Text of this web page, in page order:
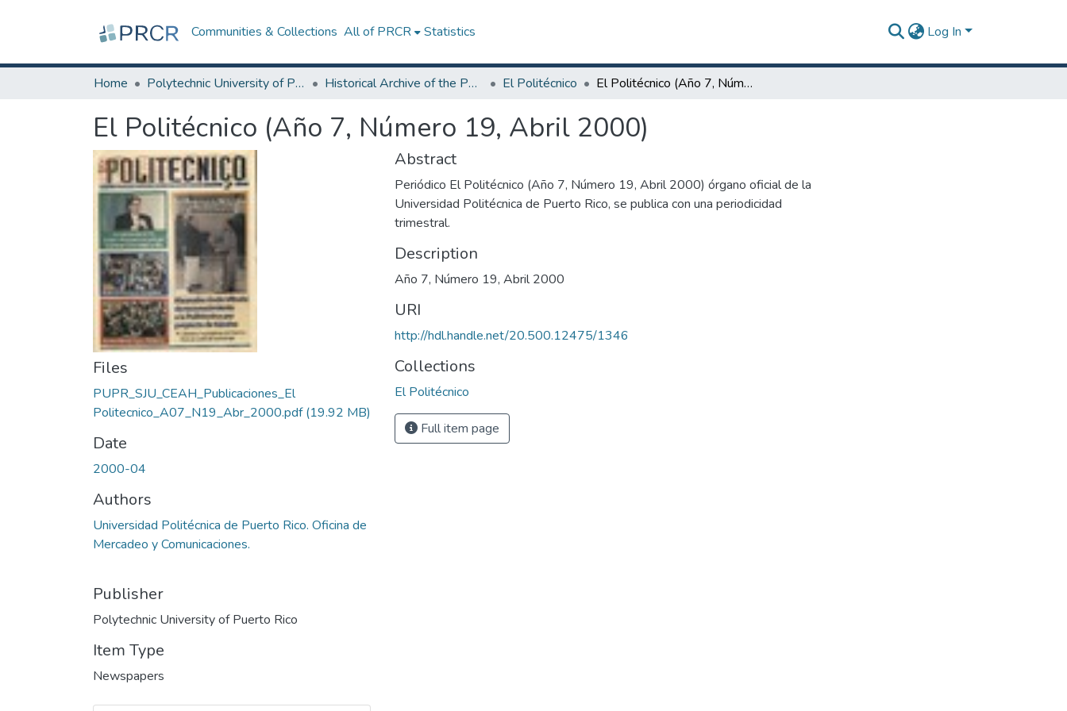
Communities & Collections All of PRCR Statistics Log In
Home Polytechnic University of Puerto Rico Historical Archive of the Polytechnic University of Puerto Rico El Politécnico El Politécnico (Año 7, Número 19, Abril 2000)
El Politécnico (Año 7, Número 19, Abril 2000)
Files
PUPR_SJU_CEAH_Publicaciones_El
Politecnico_A07_N19_Abr_2000.pdf(19.92 MB)
Date
2000-04
Authors
Universidad Politécnica de Puerto Rico. Oficina de
Mercadeo y Comunicaciones.
Publisher
Polytechnic University of Puerto Rico
Item Type
Newspapers
Abstract
Periódico El Politécnico (Año 7, Número 19, Abril 2000) órgano oficial de la
Universidad Politécnica de Puerto Rico, se publica con una periodicidad
trimestral.
Description
Año 7, Número 19, Abril 2000
URI
http://hdl.handle.net/20.500.12475/1346
Collections
El Politécnico
Full item page